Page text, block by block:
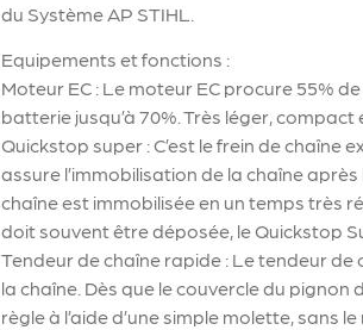
du Système AP STIHL.
Equipements et fonctions :
Moteur EC : Le moteur EC procure 55%
batterie jusqu’à 70%. Très léger,
Quickstop super : C’est le frein de chaîne
assure l’immobilisation de la chaîne
chaîne est immobilisée en un temps très
doit souvent être déposée, le Quickstop
Tendeur de chaîne rapide : Le tendeur
la chaîne. Dès que le couvercle du
règle à l’aide d’une simple molette, sans